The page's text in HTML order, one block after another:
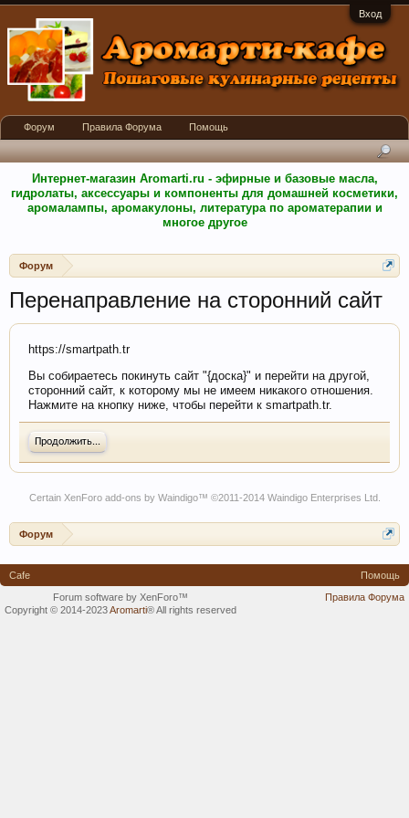
Вход
Интернет-магазин Aromarti.ru - эфирные и базовые масла,
гидролаты, аксессуары и компоненты для домашней косметики,
аромалампы, аромакулоны, литература по ароматерапии и
многое другое
Форум
Перенаправление на сторонний сайт
https://smartpath.tr
Вы собираетесь покинуть сайт "{доска}" и перейти на другой,
сторонний сайт, к которому мы не имеем никакого отношения.
Нажмите на кнопку ниже, чтобы перейти к smartpath.tr.
Продолжить...
Certain XenForo add-ons by Waindigo™ ©2011-2014 Waindigo Enterprises Ltd.
Форум
Форум Правила Форума Помощь
Cafe
Помощь
Правила Форума
Forum software by XenForo™
Copyright © 2014-2023Aromarti®All rights reserved